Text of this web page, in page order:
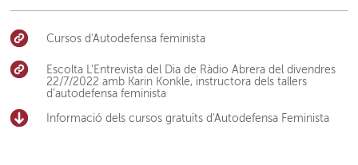
Cursos d'Autodefensa feminista
Escolta L'Entrevista del Dia de Ràdio Abrera del divendres
22/7/2022 amb Karin Konkle, instructora dels tallers
d’autodefensa feminista
Informació dels cursos gratuïts d'Autodefensa Feminista